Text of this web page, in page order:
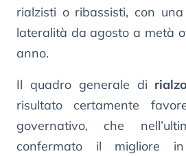
rialzisti o ribassisti, con
lateralità da agosto a metà
anno.
Il quadro generale di
risultato certamente
governativo, che
confermato il migliore